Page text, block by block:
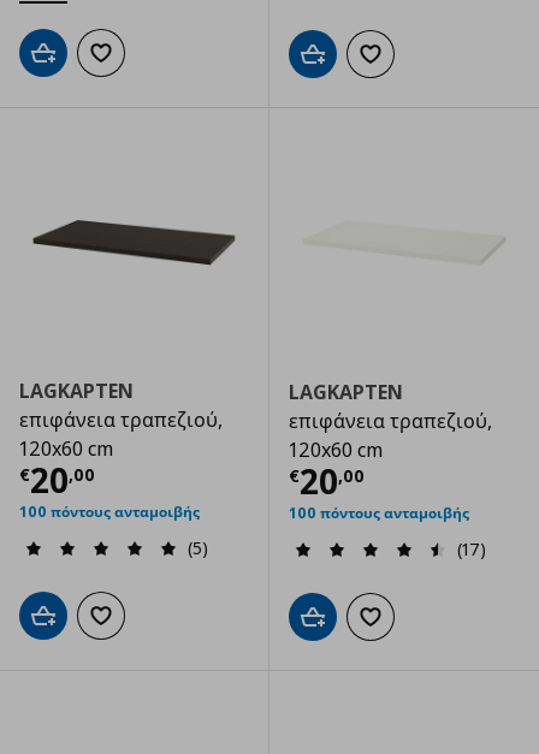
Προσθήκη στο καλάθι
Προσθήκη στα αγαπημένα Προσθήκη στο καλάθι
Προσθήκη στα
LAGKAPTEN
επιφάνεια τραπεζιού,
120x60 cm
€20,00
Τρέχουσα τιμή € 20,00
100 πόντους ανταμοιβής
(5)
Προσθήκη στο καλάθι
Προσθήκη στα αγαπημένα
LAGKAPTEN
επιφάνεια τραπεζιού,
120x60 cm
€20,00
Τρέχουσα
100 πόντους ανταμοιβής
(17)
Προσθήκη στο καλάθι
Προσθήκη στα